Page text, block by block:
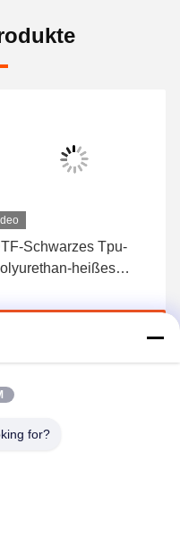
Schwarzes Tpu-
heißes
Transferdruck
for?